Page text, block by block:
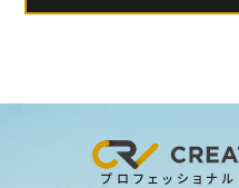
プロフェッショナ